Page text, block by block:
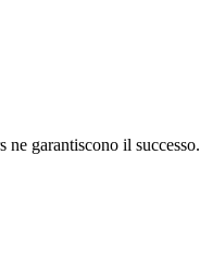
garantiscono il successo.